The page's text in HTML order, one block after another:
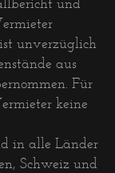
unverzüglich
aus
Für
keine
in alle Länder
Schweiz und